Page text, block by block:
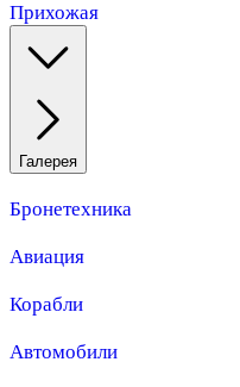
Прихожая
Галерея
Бронетехника
Авиация
Корабли
Автомобили